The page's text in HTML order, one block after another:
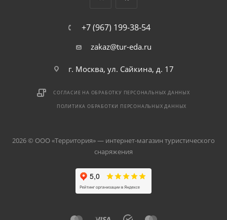
+7 (967) 199-38-54
zakaz@tur-eda.ru
г. Москва, ул. Сайкина, д. 17
СОГЛАСИЕ НА ОБРАБОТКУ ПЕРСОНАЛЬНЫХ ДАННЫХ
ПОЛИТИКА ОБРАБОТКИ ПЕРСОНАЛЬНЫХ ДАННЫХ
2026 © ООО «Территория» — интернет-магазин туристического
снаряжения